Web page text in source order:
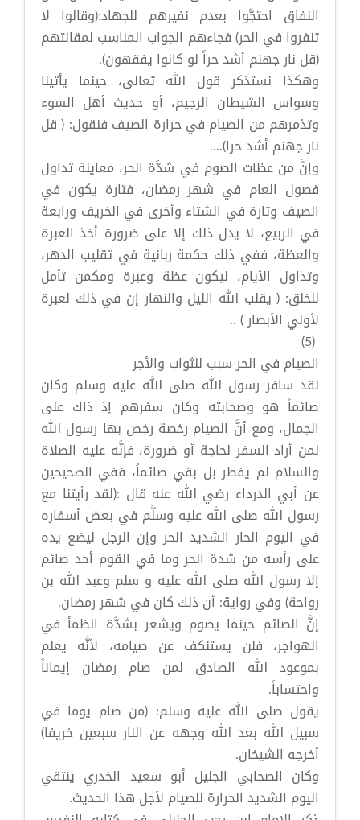
النفاق احتجَّوا بعدم نفيرهم للجهاد:(وقالوا لا
تنفروا في الحر) فجاءهم الجواب المناسب لمقالتهم
(قل نار جهنم أشد حراً لو كانوا يفقهون).
وهكذا نستذكر قول الله تعالى، حينما يأتينا
وسواس الشيطان الرجيم، أو حديث أهل السوء
وتذمرهم من الصيام في حرارة الصيف فنقول: ( قل
نار جهنم أشد حرا)....
وإنَّ من عظات الصوم في شدَّة الحر، معاينة تداول
فصول العام في شهر رمضان، فتارة يكون في
الصيف وتارة في الشتاء وأخرى في الخريف ورابعة
في الربيع، لا يدل ذلك إلا على ضرورة أخذ العبرة
والعظة، ففي ذلك حكمة ربانية في تقليب الدهر،
وتداول الأيام، ليكون عظة وعبرة ومكمن تأمل
للخلق: ( يقلب الله الليل والنهار إن في ذلك لعبرة
لأولي الأبصار ) ..
(5)
الصيام في الحر سبب للثواب والأجر
لقد سافر رسول الله صلى الله عليه وسلم وكان
صائماً هو وصحابته وكان سفرهم إذ ذاك على
الجمال، ومع أنَّ الصيام رخصة رخص بها رسول الله
لمن أراد السفر لحاجة أو ضرورة، فإنَّه عليه الصلاة
والسلام لم يفطر بل بقي صائماً، ففي الصحيحين
عن أبي الدرداء رضي الله عنه قال :(لقد رأيتنا مع
رسول الله صلى الله عليه وسلَّم في بعض أسفاره
في اليوم الحار الشديد الحر وإن الرجل ليضع يده
على رأسه من شدة الحر وما في القوم أحد صائم
إلا رسول الله صلى الله عليه و سلم وعبد الله بن
رواحة) وفي رواية: أن ذلك كان في شهر رمضان.
إنَّ الصائم حينما يصوم ويشعر بشدَّة الظمأ في
الهواجر، فلن يستنكف عن صيامه، لأنَّه يعلم
بموعود الله الصادق لمن صام رمضان إيماناً
واحتساباً.
يقول صلى الله عليه وسلم: (من صام يوما في
سبيل الله بعد الله وجهه عن النار سبعين خريفا)
أخرجه الشيخان.
وكان الصحابي الجليل أبو سعيد الخدري ينتقي
اليوم الشديد الحرارة للصيام لأجل هذا الحديث.